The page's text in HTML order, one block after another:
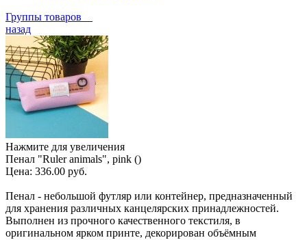
Группы товаров
назад
Нажмите для увеличения
Пенал "Ruler animals", pink ()
Цена: 336.00 руб.
Пенал - небольшой футляр или контейнер, предназначенный
для хранения различных канцелярских принадлежностей.
Выполнен из прочного качественного текстиля, в
оригинальном ярком принте, декорирован объёмным